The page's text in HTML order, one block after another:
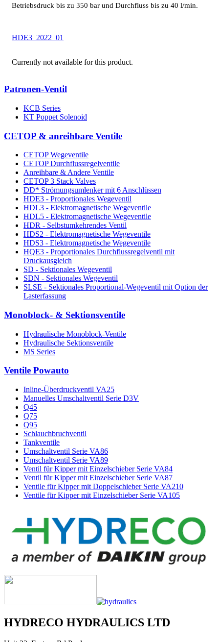
Betriebsdruck bis zu 350 bar und Durchfluss bis zu 40 l/min.
HDE3_2022_01
Currently not available for this product.
Patronen-Ventil
KCB Series
KT Poppet Solenoid
CETOP & anreihbare Ventile
CETOP Wegeventile
CETOP Durchflussregelventile
Anreihbare & Andere Ventile
CETOP 3 Stack Valves
DD* Strömungsumlenker mit 6 Anschlüssen
HDE3 - Proportionales Wegeventil
HDL3 - Elektromagnetische Wegeventile
HDL5 - Elektromagnetische Wegeventile
HDR - Selbstumkehrendes Ventil
HDS2 - Elektromagnetische Wegeventile
HDS3 - Elektromagnetische Wegeventile
HQE3 - Proportionales Durchflussregelventil mit
Druckausgleich
SD - Sektionales Wegeventil
SDN - Sektionales Wegeventil
SLSE - Sektionales Proportional-Wegeventil mit Option der
Lasterfassung
Monoblock- & Sektionsventile
Hydraulische Monoblock-Ventile
Hydraulische Sektionsventile
MS Series
Ventile Powauto
Inline-Überdruckventil VA25
Manuelles Umschaltventil Serie D3V
Q45
Q75
Q95
Schlauchbruchventil
Tankventile
Umschaltventil Serie VA86
Umschaltventil Serie VA89
Ventil für Kipper mit Einzelschieber Serie VA84
Ventil für Kipper mit Einzelschieber Serie VA87
Ventile für Kipper mit Doppelschieber Serie VA210
Ventile für Kipper mit Einzelschieber Serie VA105
HYDRECO HYDRAULICS LTD